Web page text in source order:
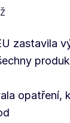
zastavila
opatření,